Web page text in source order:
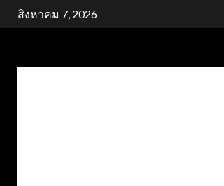
Skipสิงหาคม 7, 2026